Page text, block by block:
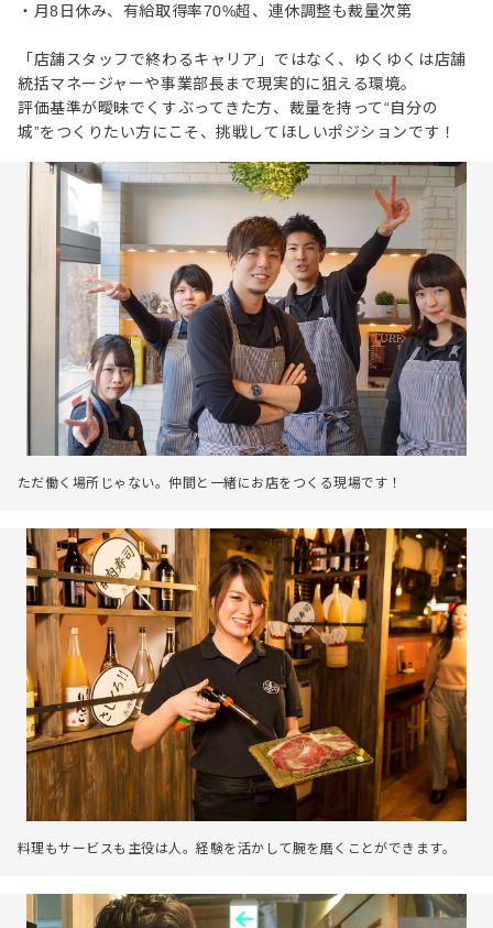
・月8日休み、有給取得率70%超、連休調整も裁量次第
「店舗スタッフで終わるキャリア」ではなく、ゆくゆくは店舗
統括マネージャーや事業部長まで現実的に狙える環境。
評価基準が曖昧でくすぶってきた方、裁量を持って“自分の
城”をつくりたい方にこそ、挑戦してほしいポジションです！
ただ働く場所じゃない。仲間と一緒にお店をつくる現場です！
料理もサービスも主役は人。経験を活かして腕を磨くことができます。